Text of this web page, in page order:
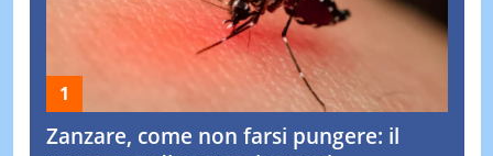
Zanzare, come non farsi pungere: il